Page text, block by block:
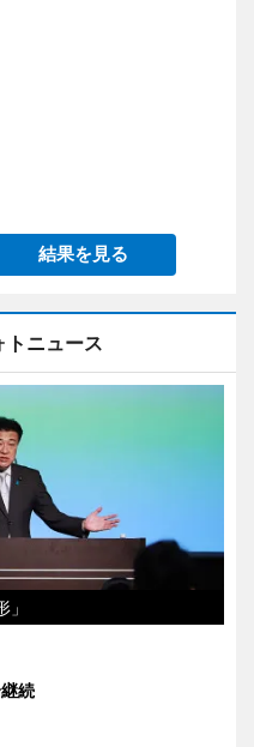
結果を見る
トニュース
続